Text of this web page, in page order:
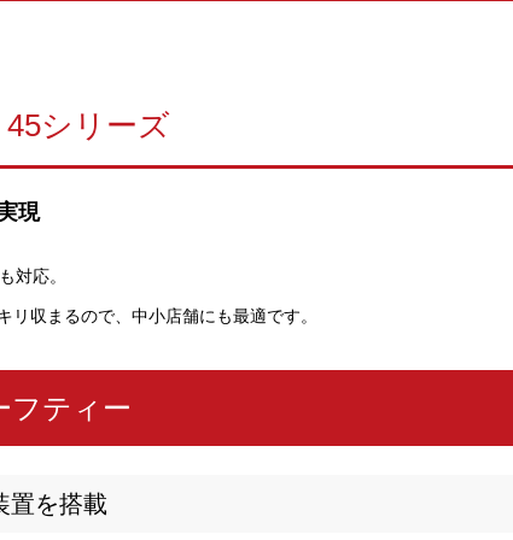
シリーズ
現
対応。
リ収まるので、中小店舗にも最適です。
フティー
置を搭載